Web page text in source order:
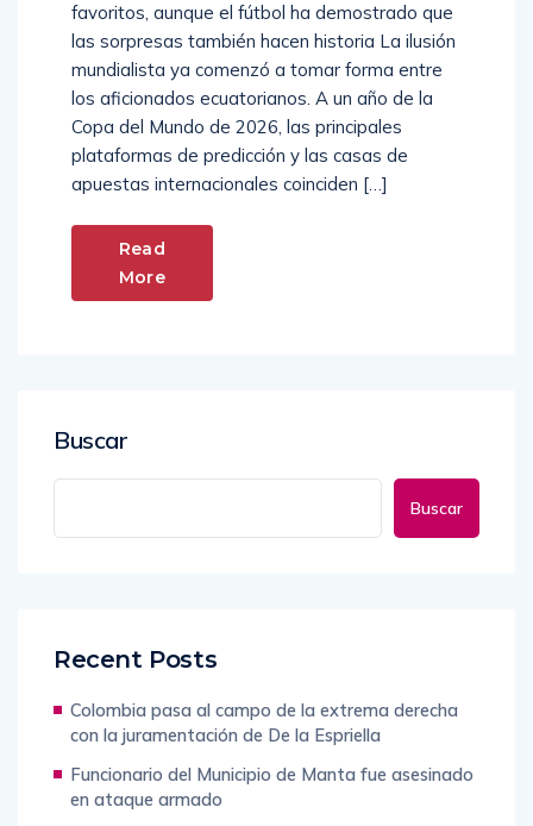
favoritos, aunque el fútbol ha demostrado que
las sorpresas también hacen historia La ilusión
mundialista ya comenzó a tomar forma entre
los aficionados ecuatorianos. A un año de la
Copa del Mundo de 2026, las principales
plataformas de predicción y las casas de
apuestas internacionales coinciden […]
Read
More
Buscar
Buscar
Recent Posts
Colombia pasa al campo de la extrema derecha
con la juramentación de De la Espriella
Funcionario del Municipio de Manta fue asesinado
en ataque armado